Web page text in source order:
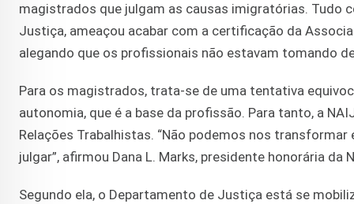
magistrados que julgam as causas imigratórias. Tudo
Justiça, ameaçou acabar com a certificação da
alegando que os profissionais não estavam tomando
Para os magistrados, trata-se de uma tentativa
autonomia, que é a base da profissão. Para tanto, a
Relações Trabalhistas. “Não podemos nos
julgar”, afirmou Dana L. Marks, presidente honorária da
Segundo ela, o Departamento de Justiça está se